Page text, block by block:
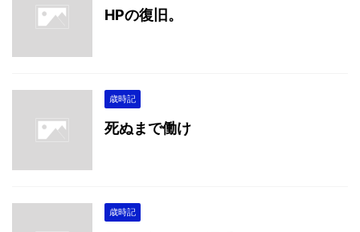
HPの復旧。
歳時記
死ぬまで働け
歳時記